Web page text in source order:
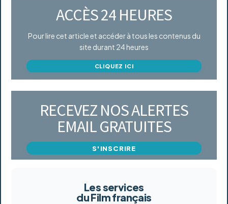
ACCÈS 24 HEURES
Pour lire cet article et accéder à tous les contenus du
site durant 24 heures
CLIQUEZ ICI
RECEVEZ NOS ALERTES
EMAIL GRATUITES
S'INSCRIRE
Les services
du Film français